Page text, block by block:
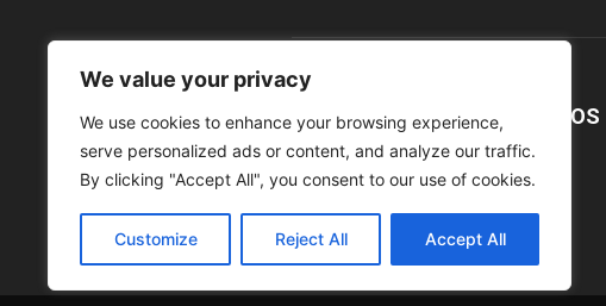
We value your privacy
We use cookies to enhance your browsing experience,
serve personalized ads or content, and analyze our traffic.
By clicking "Accept All", you consent to our use of cookies.
Customize Reject All Accept All
À PROPOS